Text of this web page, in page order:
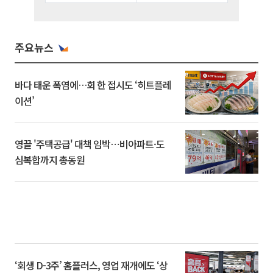
주요뉴스
바다 태운 폭염에…회 한 접시도 ‘히트플레
이션’
영끌 '주택공급' 대책 임박⋯비아파트·도
심복합까지 총동원
‘회생 D-3주’ 홈플러스, 영업 재개에도 ‘상